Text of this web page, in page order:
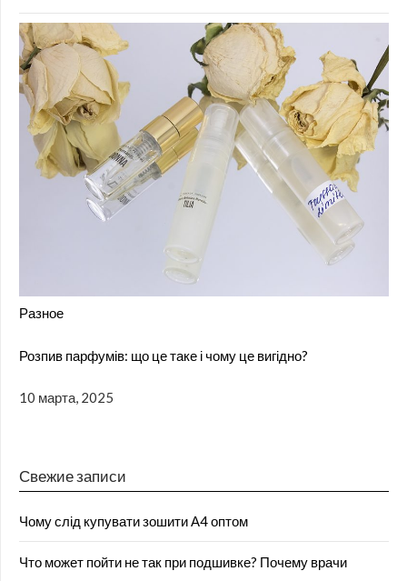
Разное
Розпив парфумів: що це таке і чому це вигідно?
10 марта, 2025
Свежие записи
Чому слід купувати зошити А4 оптом
Что может пойти не так при подшивке? Почему врачи